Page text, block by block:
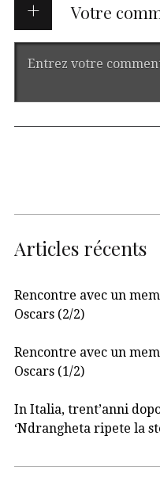
Votre
Articles récents
Rencontre avec un
Oscars (2/2)
Rencontre avec un
Oscars (1/2)
In Italia, trent’anni
‘Ndrangheta ripete la